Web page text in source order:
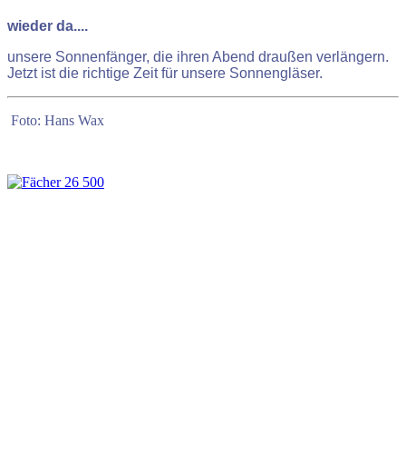
wieder da....
unsere Sonnenfänger, die ihren Abend draußen verlängern.
Jetzt ist die richtige Zeit für unsere Sonnengläser.
Foto: Hans Wax